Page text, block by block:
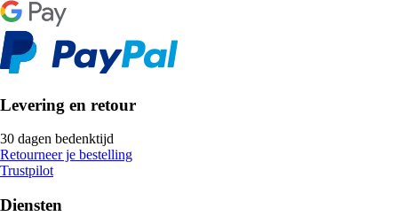
Levering en retour
30 dagen bedenktijd
Retourneer je bestelling
Trustpilot
Diensten